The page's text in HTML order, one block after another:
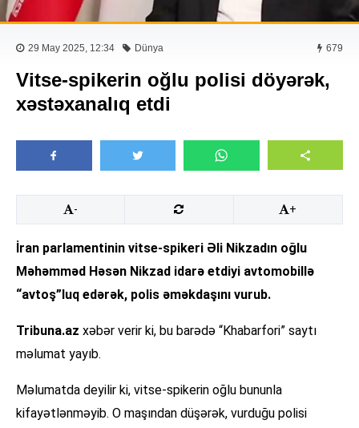
29 May 2025, 12:34 Dünya 679
Vitse-spikerin oğlu polisi döyərək,
xəstəxanalıq etdi
- +
İran parlamentinin vitse-spikeri Əli Nikzadın oğlu
Məhəmməd Həsən Nikzad idarə etdiyi avtomobillə
“avtoş”luq edərək, polis əməkdaşını vurub.
Tribuna.az xəbər verir ki, bu barədə “Khabarfori” saytı
məlumat yayıb.
Məlumatda deyilir ki, vitse-spikerin oğlu bununla
kifayətlənməyib. O maşından düşərək, vurduğu polisi